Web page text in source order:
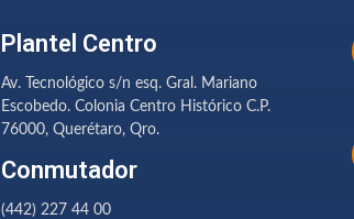
Plantel Centro
Av. Tecnológico s/n esq. Gral. Mariano
Escobedo. Colonia Centro Histórico C.P.
76000, Querétaro, Qro.
Conmutador
(442) 227 44 00